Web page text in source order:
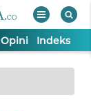
Opini Indeks